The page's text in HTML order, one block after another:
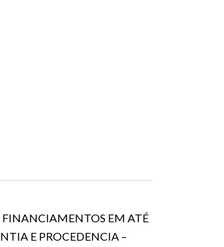
FINANCIAMENTOS EM ATÉ
E PROCEDENCIA –